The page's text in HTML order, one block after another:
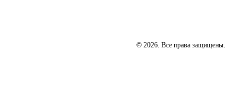
© 2026. Все права защищены.